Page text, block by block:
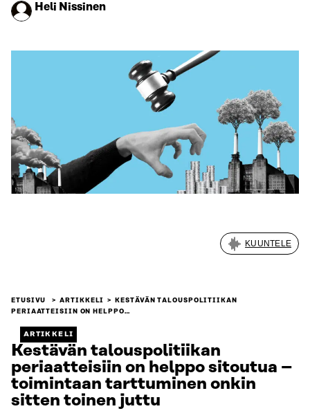
Heli Nissinen
KUUNTELE
ETUSIVU ARTIKKELI
KESTÄVÄN TALOUSPOLITIIKAN
PERIAATTEISIIN ON HELPPO…
ARTIKKELI
Kestävän talouspolitiikan
periaatteisiin on helppo sitoutua –
toimintaan tarttuminen onkin
sitten toinen juttu